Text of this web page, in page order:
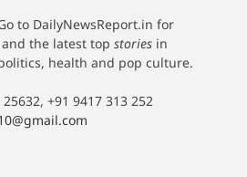
to DailyNewsReport.in for
and the latest top stories in
health and pop culture.
+91 9417 313 252